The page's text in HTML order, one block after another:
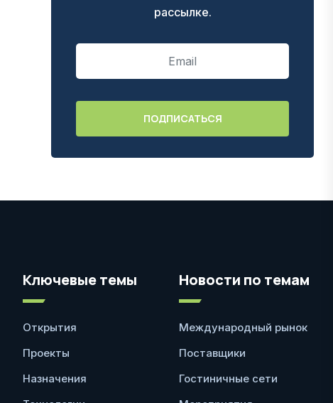
рассылке.
Ключевые темы
Открытия
Проекты
Назначения
Новости по темам
Международный рынок
Поставщики
Гостиничные сети